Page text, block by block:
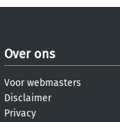
Over ons
Voor webmasters
Disclaimer
Privacy